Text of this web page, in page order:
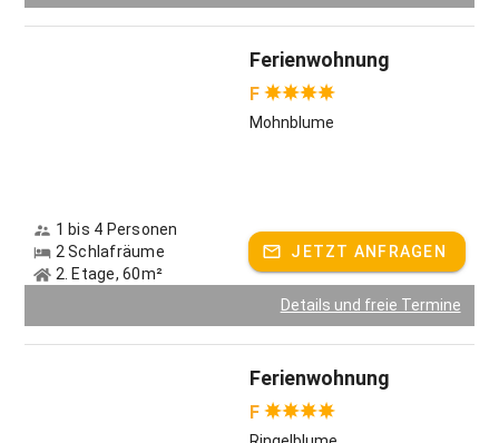
Ferienwohnung
F
Mohnblume
1 bis 4 Personen
2 Schlafräume
2. Etage, 60m²
JETZT ANFRAGEN
Details und freie Termine
Ferienwohnung
F